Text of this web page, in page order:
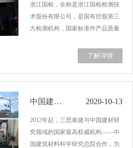
浙江国检，全称是浙江国检检测技
术股份有限公司，是国有控股第三
方检测机构，国家标准件产品质量
三思泰捷的多工位高温拉力试验机
连续多批订单交付，最新用户便是
浙江国检。浙江国检是全国质监系
了解详情
中国建筑材料科学研究总院 2020-10-13
2012年起，三思泰捷与中国建材研
究领域的国家最高权威机构——中
国建筑材料科学研究总院合作，为